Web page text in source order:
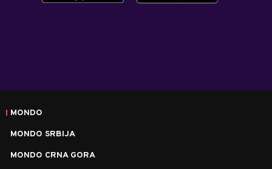
MONDO
MONDO SRBIJA
MONDO CRNA GORA